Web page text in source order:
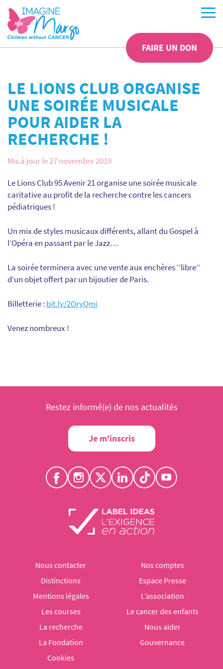
FAIRE UN DON
LE LIONS CLUB ORGANISE
UNE SOIRÉE MUSICALE
POUR AIDER LA
RECHERCHE !
Mis à jour le 27 novembre 2019
Le Lions Club 95 Avenir 21 organise une soirée musicale
caritative au profit de la recherche contre les cancers
pédiatriques !
Un mix de styles musicaux différents, allant du Gospel à
l’Opéra en passant par le Jazz…
La soirée terminera avec une vente aux enchères ‘’libre’’
d’un objet offert par un bijoutier de Paris.
Billetterie : bit.ly/2OryQmi
Venez nombreux !
Restez informé(e) de nos actualités
Je m'inscris
Nous contacter
Nos comptes
Distinctions
Espace Presse
Mentions légales
L’association
Les courses
Le cancer des enfants
La recherche
Nous aider
La Fondation
Gouvernance
Cookies